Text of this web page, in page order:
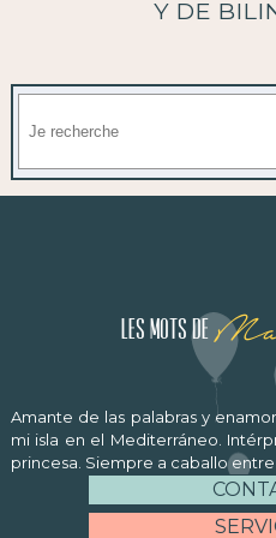
Y DE
Les mots de
Amante de las palabras y
mi isla en el Mediterráneo.
princesa. Siempre a caballo entre